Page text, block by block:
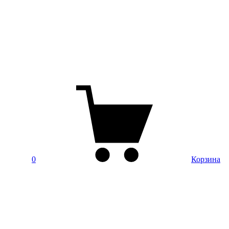
0 Корзина